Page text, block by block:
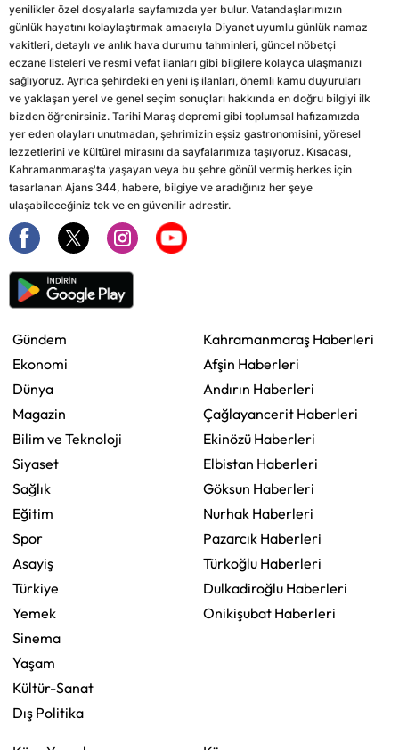
yenilikler özel dosyalarla sayfamızda yer bulur. Vatandaşlarımızın
günlük hayatını kolaylaştırmak amacıyla Diyanet uyumlu günlük namaz
vakitleri, detaylı ve anlık hava durumu tahminleri, güncel nöbetçi
eczane listeleri ve resmi vefat ilanları gibi bilgilere kolayca ulaşmanızı
sağlıyoruz. Ayrıca şehirdeki en yeni iş ilanları, önemli kamu duyuruları
ve yaklaşan yerel ve genel seçim sonuçları hakkında en doğru bilgiyi ilk
bizden öğrenirsiniz. Tarihi Maraş depremi gibi toplumsal hafızamızda
yer eden olayları unutmadan, şehrimizin eşsiz gastronomisini, yöresel
lezzetlerini ve kültürel mirasını da sayfalarımıza taşıyoruz. Kısacası,
Kahramanmaraş'ta yaşayan veya bu şehre gönül vermiş herkes için
tasarlanan Ajans 344, habere, bilgiye ve aradığınız her şeye
ulaşabileceğiniz tek ve en güvenilir adrestir.
Gündem
Ekonomi
Dünya
Magazin
Bilim ve Teknoloji
Siyaset
Sağlık
Eğitim
Spor
Asayiş
Türkiye
Yemek
Sinema
Yaşam
Kültür-Sanat
Dış Politika
Kahramanmaraş Haberleri
Afşin Haberleri
Andırın Haberleri
Çağlayancerit Haberleri
Ekinözü Haberleri
Elbistan Haberleri
Göksun Haberleri
Nurhak Haberleri
Pazarcık Haberleri
Türkoğlu Haberleri
Dulkadiroğlu Haberleri
Onikişubat Haberleri